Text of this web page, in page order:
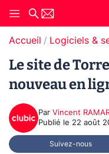
Accueil Logiciels &
Le site de
nouveau en
Par Vincent
Publié le 22 août
Suivez-nous